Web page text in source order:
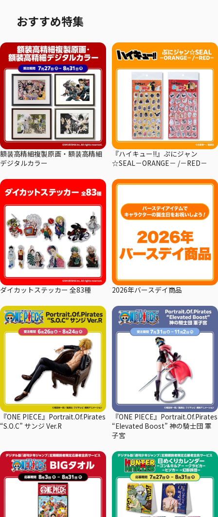
おすすめ特集
額装高精細複製原画・額装高精細
デジタルカラー
『ハイキュー!!』ぷにジャン
☆SEAL－ORANGE－ /－RED－
ダイカットステッカー 全83種 2026年バースデイ商品
『ONE PIECE』Portrait.Of.Pirates
“S.O.C” サンジ Ver.R
『ONE PIECE』Portrait.Of.Pirates
“Elevated Boost” 神の騎士団 軍
子宮